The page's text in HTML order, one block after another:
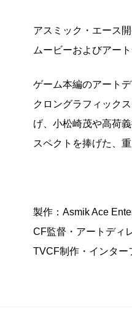
アスミック・エース
ムービーおよびアー
ゲーム本編のアート
クロングラフィック
げ、小松崎茂や高荷
スペクトを捧げた、
製作：Asmik Ace
CF監督・アートディ
TVCF制作・インター